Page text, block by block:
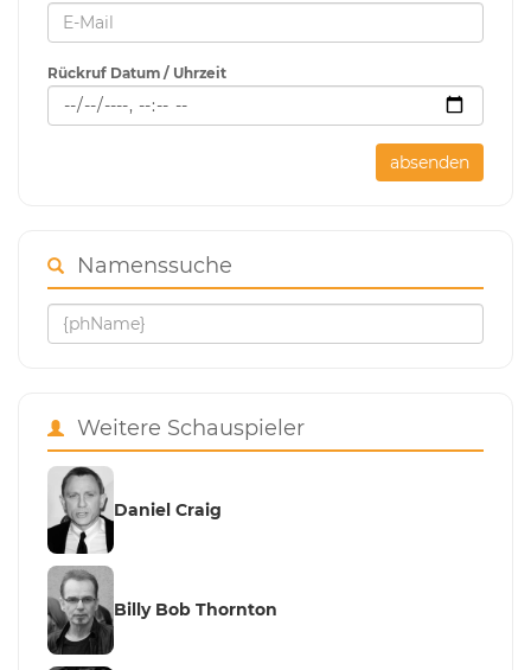
Rückruf Datum / Uhrzeit
absenden
Namenssuche
Weitere Schauspieler
Daniel Craig
Billy Bob Thornton